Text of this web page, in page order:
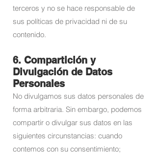
terceros y no se hace responsable de
sus políticas de privacidad ni de su
contenido.
6. Compartición y
Divulgación de Datos
Personales
No divulgamos sus datos personales de
forma arbitraria. Sin embargo, podemos
compartir o divulgar sus datos en las
siguientes circunstancias: cuando
contemos con su consentimiento;